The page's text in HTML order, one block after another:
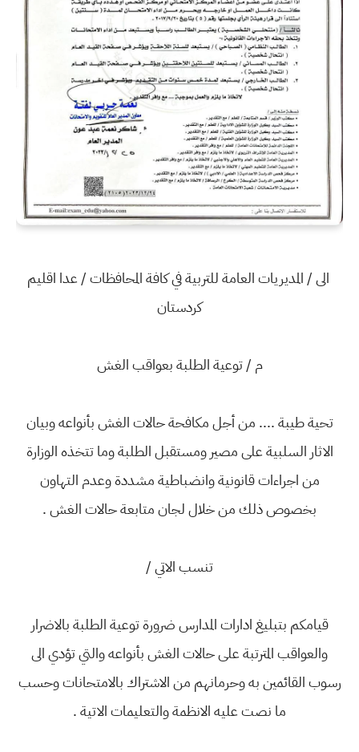
الى / المديريات العامة للتربية في كافة المحافظات / عدا اقليم
كردستان
م / توعية الطلبة بعواقب الغش
تحية طيبة .... من أجل مكافحة حالات الغش بأنواعه وبيان
الاثار السلبية على مصير ومستقبل الطلبة وما تتخذه الوزارة
من اجراءات قانونية وانضباطية مشددة وعدم التهاون
بخصوص ذلك من خلال لجان متابعة حالات الغش .
تنسب الاتي /
قيامكم بتبليغ ادارات المدارس ضرورة توعية الطلبة بالاضرار
والعواقب المترتبة على حالات الغش بأنواعه والتي تؤدي الى
رسوب القائمين به وحرمانهم من الاشتراك بالامتحانات وحسب
ما نصت عليه الانظمة والتعليمات الاتية .